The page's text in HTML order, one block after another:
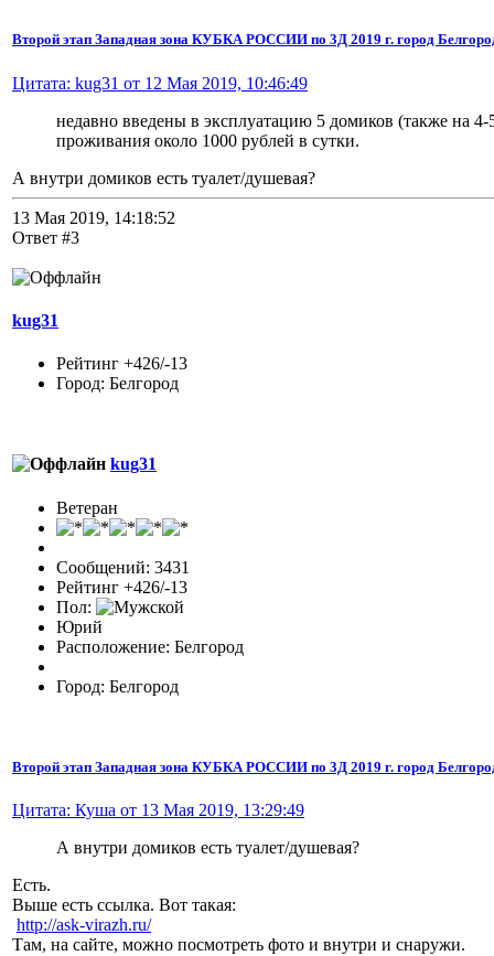
Второй этап Западная зона КУБКА РОССИИ по 3Д 2019 г. город
Цитата: kug31 от 12 Мая 2019, 10:46:49
недавно введены в эксплуатацию 5 домиков (также на
проживания около 1000 рублей в сутки.
А внутри домиков есть туалет/душевая?
13 Мая 2019, 14:18:52
Ответ #3
kug31
Рейтинг +426/-13
Город: Белгород
kug31
Ветеран
Сообщений: 3431
Рейтинг +426/-13
Пол:
Юрий
Расположение: Белгород
Город: Белгород
Второй этап Западная зона КУБКА РОССИИ по 3Д 2019 г. город
Цитата: Куша от 13 Мая 2019, 13:29:49
А внутри домиков есть туалет/душевая?
Есть.
Выше есть ссылка. Вот такая:
http://ask-virazh.ru/
Там, на сайте, можно посмотреть фото и внутри и снаружи.